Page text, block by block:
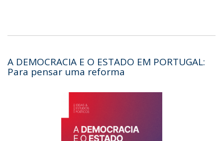
A DEMOCRACIA E O ESTADO EM PORTUGAL:
Para pensar uma reforma